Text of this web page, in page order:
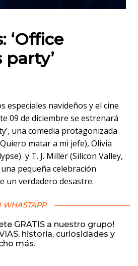
‘Office
especiales navideños y el cine
09 de diciembre se estrenará
una comedia protagonizada
matar a mi jefe), Olivia
y T. J. Miller (Silicon Valley,
pequeña celebración
un verdadero desastre.
WHASTAPP
GRATIS a nuestro grupo!
historia, curiosidades y
más.